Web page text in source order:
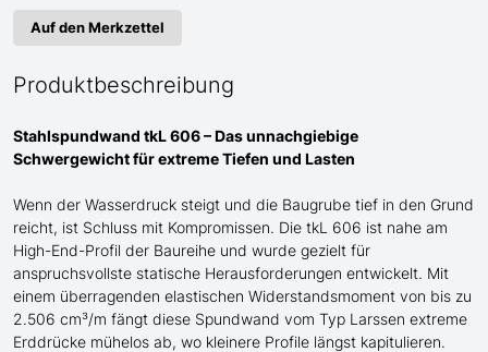
Auf den Merkzettel
Produktbeschreibung
Stahlspundwand tkL 606 – Das unnachgiebige
Schwergewicht fürextremeTiefen und Lasten
Wenn der Wasserdruck steigt und die Baugrube tief in den Grund
reicht, ist Schluss mit Kompromissen. Die tkL 606 ist nahe am
High-End-Profil der Baureihe und wurde gezielt für
anspruchsvollste statische Herausforderungen entwickelt. Mit
einem überragenden elastischen Widerstandsmoment von bis zu
2.506 cm³/m fängt diese Spundwand vom Typ Larssen extreme
Erddrücke mühelos ab, wo kleinere Profile längst kapitulieren.